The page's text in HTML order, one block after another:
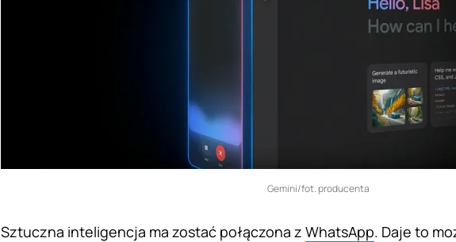
Gemini/fot. producenta
Sztuczna inteligencja ma zostać połączona z WhatsApp. Daje to